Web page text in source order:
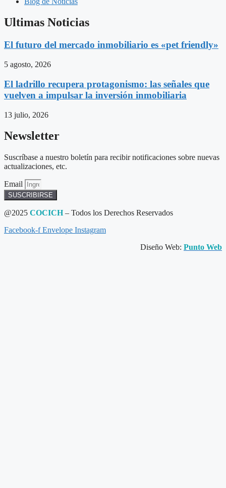
Ultimas Noticias
El futuro del mercado inmobiliario es «pet friendly»
5 agosto, 2026
El ladrillo recupera protagonismo: las señales que
vuelven a impulsar la inversión inmobiliaria
13 julio, 2026
Newsletter
Suscríbase a nuestro boletín para recibir notificaciones sobre nuevas
actualizaciones, etc.
Email
SUSCRIBIRSE
@2025 COCICH– Todos los Derechos Reservados
Facebook-f Envelope Instagram
Diseño Web: Punto Web